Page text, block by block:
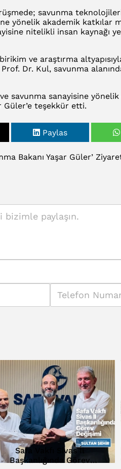
savunma
yönelik akademik katkılar
nitelikli insan kaynağı
ve araştırma
Dr. Kul, savunma
savunma sanayisine
Güler’e teşekkür etti.
Paylas
Bakanı Yaşar Güler’
Safa Vakfı Sivas İl
Başkanlığında Görev